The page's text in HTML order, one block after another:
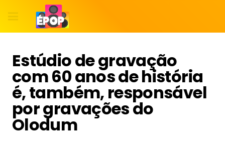
Estúdio de gravação
com 60 anos de história
é, também, responsável
por gravações do
Olodum